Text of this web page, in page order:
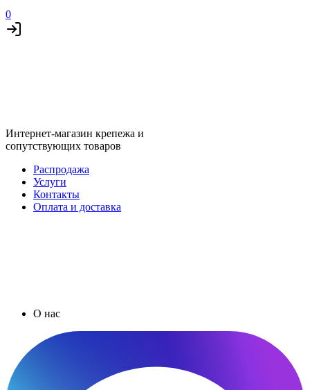
0
Интернет-магазин крепежа и
сопутствующих товаров
Распродажа
Услуги
Контакты
Оплата и доставка
О нас